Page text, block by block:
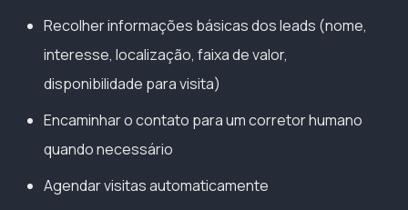
Recolher informações básicas dos leads (nome,
interesse, localização, faixa de valor,
disponibilidade para visita)
Encaminhar o contato para um corretor humano
quando necessário
Agendar visitas automaticamente